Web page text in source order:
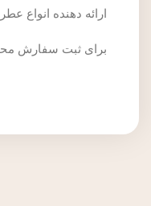
ارائه دهنده انواع
برای ثبت سفارش